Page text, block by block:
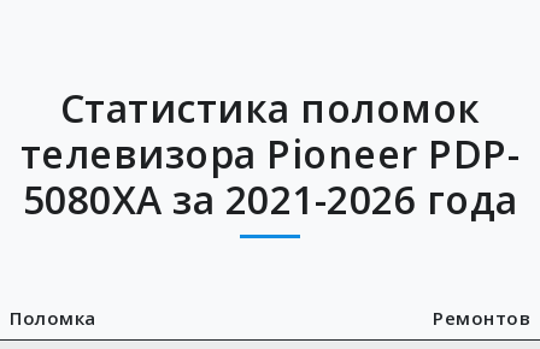
Статистика поломок
телевизора Pioneer PDP-
5080XA за 2021-2026 года
Поломка
Ремонтов